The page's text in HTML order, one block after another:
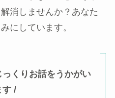
消しませんか？あなた
にしています。
くりお話をうかがい
す /